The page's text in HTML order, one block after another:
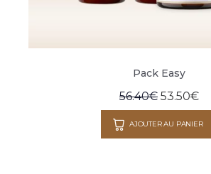
Pack Easy
56.40€ 53.50€
AJOUTER AU PANIER